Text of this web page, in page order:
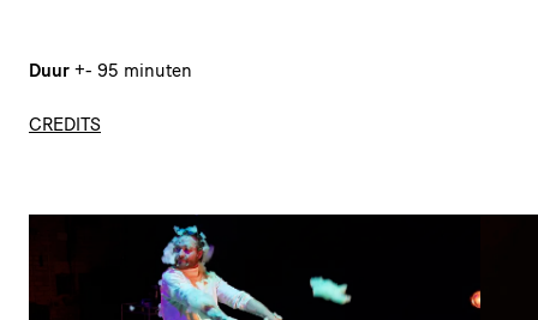
Duur +- 95 minuten
CREDITS